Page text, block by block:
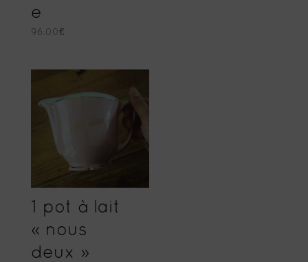
e
96.00€
1 pot à lait
« nous
deux »